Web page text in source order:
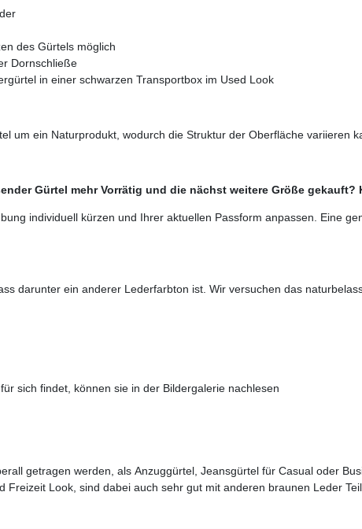
des Gürtels möglich
Dornschließe
in einer schwarzen Transportbox im Used Look
um ein Naturprodukt, wodurch die Struktur der Oberfläche variieren
Gürtel mehr Vorrätig und die nächst weitere Größe gekauft?
individuell kürzen und Ihrer aktuellen Passform anpassen. Eine
darunter ein anderer Lederfarbton ist. Wir versuchen das
sich findet, können sie in der Bildergalerie nachlesen
getragen werden, als Anzuggürtel, Jeansgürtel für Casual oder
Look, sind dabei auch sehr gut mit anderen braunen Leder